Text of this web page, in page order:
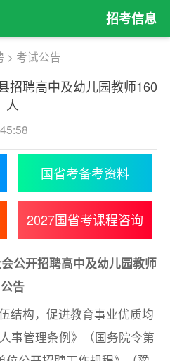
招考信息
> 考试公告
招聘高中及幼儿园教师160
人
国省考备考资料
2027国省考课程咨询
公开招聘高中及幼儿园教师
公告
结构，促进教育事业优质均
事管理条例》（国务院令第